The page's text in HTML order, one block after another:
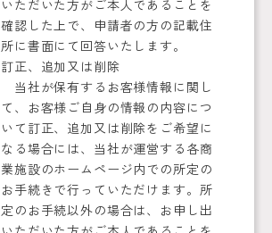
いただいた方がご本人であることを
確認した上で、申請者の方の記載住
所に書面にて回答いたします。
訂正、追加又は削除
当社が保有するお客様情報に関し
て、お客様ご自身の情報の内容につ
いて訂正、追加又は削除をご希望に
なる場合には、当社が運営する各商
業施設のホームページ内での所定の
お手続きで行っていただけます。所
定のお手続以外の場合は、お申し出